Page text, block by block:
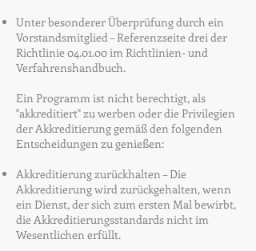
Unter besonderer Überprüfung durch ein
Vorstandsmitglied – Referenzseite drei der
Richtlinie 04.01.00 im Richtlinien- und
Verfahrenshandbuch.
Ein Programm ist nicht berechtigt, als
"akkreditiert" zu werben oder die Privilegien
der Akkreditierung gemäß den folgenden
Entscheidungen zu genießen:
Akkreditierung zurückhalten – Die
Akkreditierung wird zurückgehalten, wenn
ein Dienst, der sich zum ersten Mal bewirbt,
die Akkreditierungsstandards nicht im
Wesentlichen erfüllt.